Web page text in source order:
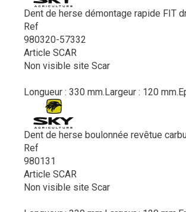
Dent de herse démontage rapide FIT
Ref
980320-57332
Article SCAR
Non visible site Scar
Longueur : 330 mm.Largeur : 120
Dent de herse boulonnée revêtue
Ref
980131
Article SCAR
Non visible site Scar